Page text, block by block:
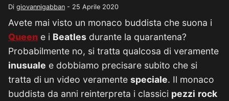
Di giovannigabban - 25 Aprile 2020
Avete mai visto un monaco buddista che suona i
Queen e i Beatles durante la quarantena?
Probabilmente no, si tratta qualcosa di veramente
inusuale e dobbiamo precisare subito che si
tratta di un video veramente speciale. Il monaco
buddista da anni reinterpreta i classici pezzi rock